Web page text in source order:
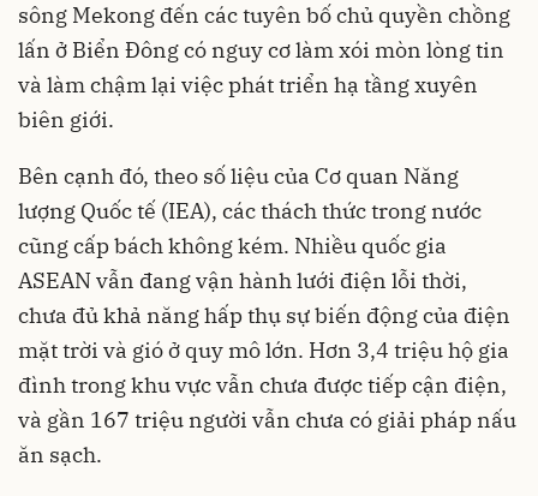
sông Mekong đến các tuyên bố chủ quyền chồng
lấn ở Biển Đông có nguy cơ làm xói mòn lòng tin
và làm chậm lại việc phát triển hạ tầng xuyên
biên giới.
Bên cạnh đó, theo số liệu của Cơ quan Năng
lượng Quốc tế (IEA), các thách thức trong nước
cũng cấp bách không kém. Nhiều quốc gia
ASEAN vẫn đang vận hành lưới điện lỗi thời,
chưa đủ khả năng hấp thụ sự biến động của điện
mặt trời và gió ở quy mô lớn. Hơn 3,4 triệu hộ gia
đình trong khu vực vẫn chưa được tiếp cận điện,
và gần 167 triệu người vẫn chưa có giải pháp nấu
ăn sạch.